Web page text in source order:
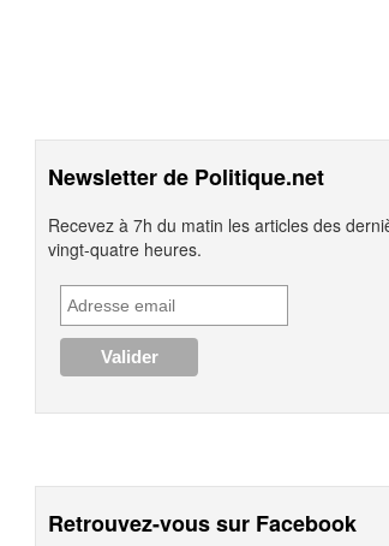
Newsletter de Politique.net
Recevez à 7h du matin les articles des
vingt-quatre heures.
Retrouvez-vous sur Facebook